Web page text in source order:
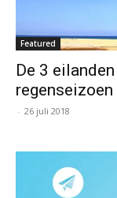
Featured
De 3
regenseizoen
- 26 juli 2018